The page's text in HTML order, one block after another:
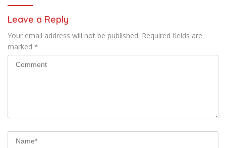
Leave a Reply
Your email address will not be published. Required fields are
marked *